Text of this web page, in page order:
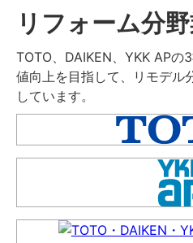
リフォーム分
TOTO、DAIKEN、YKK APの
値向上を目指して、リモデ
しています。